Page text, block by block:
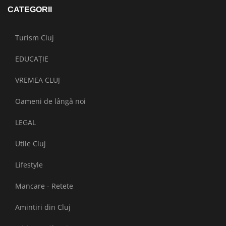
CATEGORII
Turism Cluj
EDUCAȚIE
VREMEA CLUJ
Oameni de lângă noi
LEGAL
Utile Cluj
Lifestyle
Mancare - Retete
Amintiri din Cluj